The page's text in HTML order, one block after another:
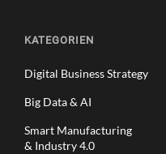
KATEGORIEN
Digital Business Strategy
Big Data & AI
Smart Manufacturing
& Industry 4.0